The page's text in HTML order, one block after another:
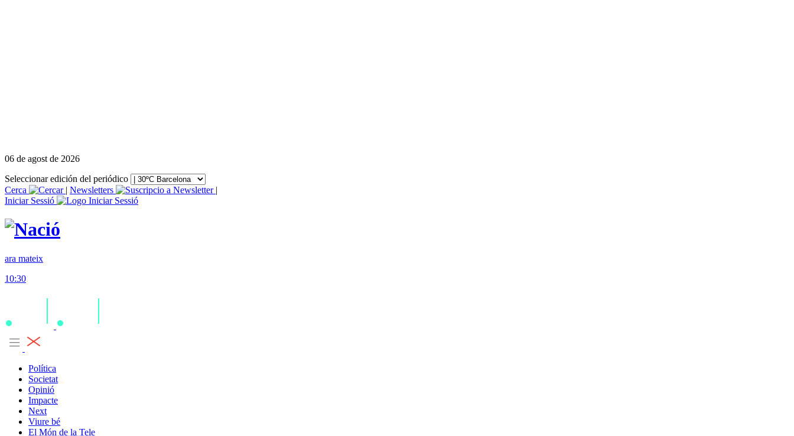
06 de agost de 2026
Seleccionar edición del periódico
Cerca
| Newsletters
|
Iniciar Sessió
ara mateix
10:30
Política
Societat
Opinió
Impacte
Next
Viure bé
El Món de la Tele